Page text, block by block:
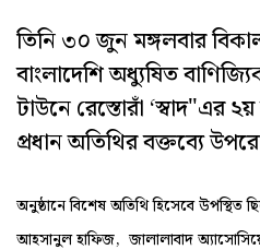
তিনি ৩০ জুন মঙ্গলবার
বাংলাদেশি অধ্যুষিত
টাউনে রেস্তোরাঁ ‘স্বাদ"এর
প্রধান অতিথির বক্তব্যে
অনুষ্ঠানে বিশেষ অতিথি হিসেবে উপস্থিত
আহসানুল হাফিজ, জালালাবাদ